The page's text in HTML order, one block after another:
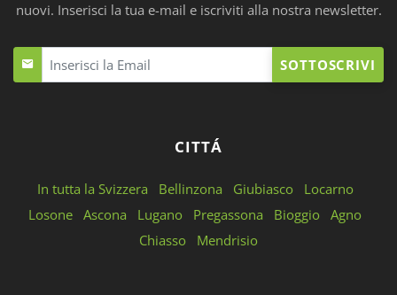
nuovi. Inserisci la tua e-mail e iscriviti alla nostra newsletter.
SOTTOSCRIVI
CITTÁ
In tutta la Svizzera Bellinzona Giubiasco
Locarno
Losone Ascona Lugano Pregassona Bioggio Agno
Chiasso
Mendrisio